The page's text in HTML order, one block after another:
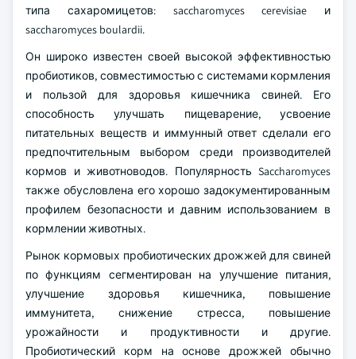
типа сахаромицетов: saccharomyces cerevisiae и
saccharomyces boulardii.
Он широко известен своей высокой эффективностью
пробиотиков, совместимостью с системами кормления
и пользой для здоровья кишечника свиней. Его
способность улучшать пищеварение, усвоение
питательных веществ и иммунный ответ сделали его
предпочтительным выбором среди производителей
кормов и животноводов. Популярность Saccharomyces
также обусловлена его хорошо задокументированным
профилем безопасности и давним использованием в
кормлении животных.
Рынок кормовых пробиотических дрожжей для свиней
по функциям сегментирован на улучшение питания,
улучшение здоровья кишечника, повышение
иммунитета, снижение стресса, повышение
урожайности и продуктивности и другие.
Пробиотический корм на основе дрожжей обычно